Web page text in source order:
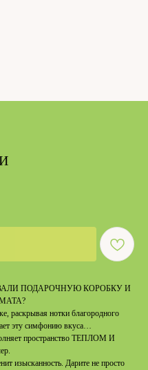
ПОДАРОЧНУЮ КОРОБКУ И
раскрывая нотки благородного
эту симфонию вкуса…
пространство ТЕПЛОМ И
Дарите не просто